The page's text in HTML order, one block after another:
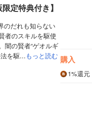
定特典付き】
のだれも知らない
者のスキルを駆使
闇の賢者“ゲオルギ
を駆...もっと読む 購入
1%還元